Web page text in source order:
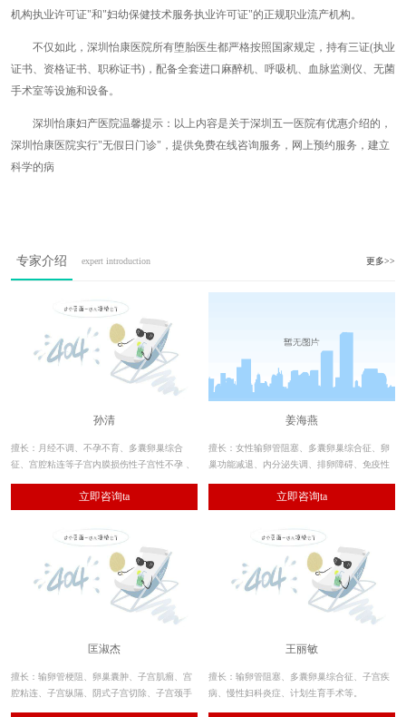
机构执业许可证"和"妇幼保健技术服务执业许可证"的正规职业流产机构。
不仅如此，深圳怡康医院所有堕胎医生都严格按照国家规定，持有三证(执业
证书、资格证书、职称证书)，配备全套进口麻醉机、呼吸机、血脉监测仪、无菌
手术室等设施和设备。
深圳怡康妇产医院温馨提示：以上内容是关于深圳五一医院有优惠介绍的，
深圳怡康医院实行"无假日门诊"，提供免费在线咨询服务，网上预约服务，建立
科学的病
专家介绍 expert introduction 更多>>
孙清
擅长：月经不调、不孕不育、多囊卵巢综合
征、宫腔粘连等子宫内膜损伤性子宫性不孕 、
性盆腔疼痛性疾病等。立即咨询ta
姜海燕
擅长：女性输卵管阻塞、多囊卵巢综合征、卵
巢功能减退、内分泌失调、排卵障碍、免疫性
立即咨询ta
匡淑杰
擅长：输卵管梗阻、卵巢囊肿、子宫肌瘤、宫
腔粘连、子宫纵隔、阴式子宫切除、子宫颈手
王丽敏
擅长：输卵管阻塞、多囊卵巢综合征、子宫疾
病、慢性妇科炎症、计划生育手术等。